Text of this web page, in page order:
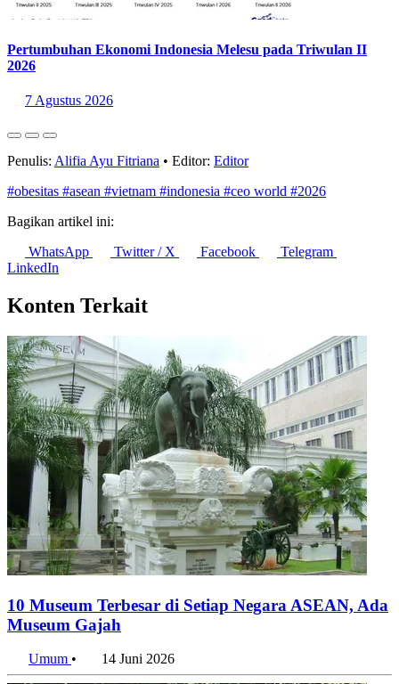
Pertumbuhan Ekonomi Indonesia Melesu pada Triwulan II
2026
7 Agustus 2026
Penulis: Alifia Ayu Fitriana • Editor: Editor
#obesitas #asean #vietnam #indonesia #ceo world #2026
Bagikan artikel ini:
WhatsApp
Twitter / X Facebook
Telegram
LinkedIn
Konten Terkait
10 Museum Terbesar di Setiap Negara ASEAN, Ada
Museum Gajah
Umum • 14 Juni 2026